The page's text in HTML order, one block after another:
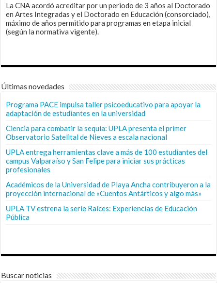
La CNA acordó acreditar por un periodo de 3 años al Doctorado
en Artes Integradas y el Doctorado en Educación (consorciado),
máximo de años permitido para programas en etapa inicial
(según la normativa vigente).
Últimas novedades
Programa PACE impulsa taller psicoeducativo para apoyar la
adaptación de estudiantes en la universidad
Ciencia para combatir la sequía: UPLA presenta el primer
Observatorio Satelital de Nieves a escala nacional
UPLA entrega herramientas clave a más de 100 estudiantes del
campus Valparaíso y San Felipe para iniciar sus prácticas
profesionales
Académicos de la Universidad de Playa Ancha contribuyeron a la
proyección internacional de «Cuentos Antárticos y algo más»
UPLA TV estrena la serie Raíces: Experiencias de Educación
Pública
Buscar noticias